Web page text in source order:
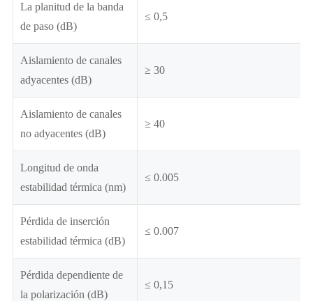
La planitud de la banda
de paso (dB)
≤ 0,5
Aislamiento de canales
adyacentes (dB)
≥ 30
Aislamiento de canales
no adyacentes (dB)
≥ 40
Longitud de onda
estabilidad térmica (nm)
≤ 0.005
Pérdida de inserción
estabilidad térmica (dB)
≤ 0.007
Pérdida dependiente de
la polarización (dB)
≤ 0,15